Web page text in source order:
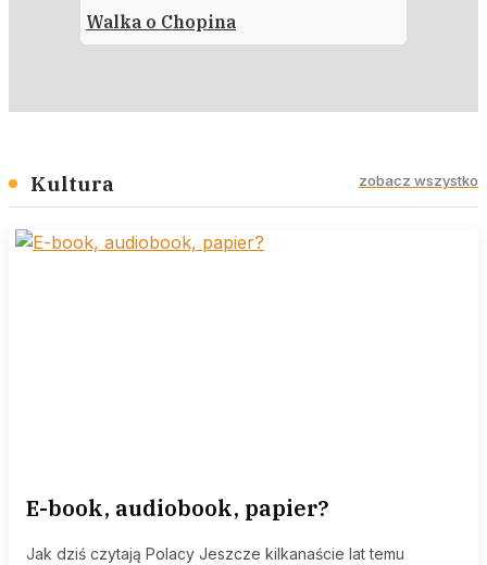
Walka o Chopina
Kultura zobacz wszystko
E-book, audiobook, papier?
Jak dziś czytają Polacy Jeszcze kilkanaście lat temu